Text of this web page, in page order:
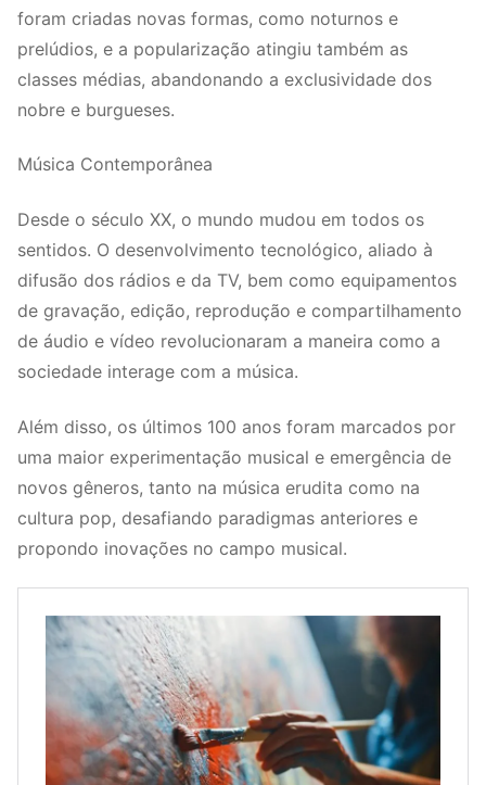
foram criadas novas formas, como noturnos e
prelúdios, e a popularização atingiu também as
classes médias, abandonando a exclusividade dos
nobre e burgueses.
Música Contemporânea
Desde o século XX, o mundo mudou em todos os
sentidos. O desenvolvimento tecnológico, aliado à
difusão dos rádios e da TV, bem como equipamentos
de gravação, edição, reprodução e compartilhamento
de áudio e vídeo revolucionaram a maneira como a
sociedade interage com a música.
Além disso, os últimos 100 anos foram marcados por
uma maior experimentação musical e emergência de
novos gêneros, tanto na música erudita como na
cultura pop, desafiando paradigmas anteriores e
propondo inovações no campo musical.